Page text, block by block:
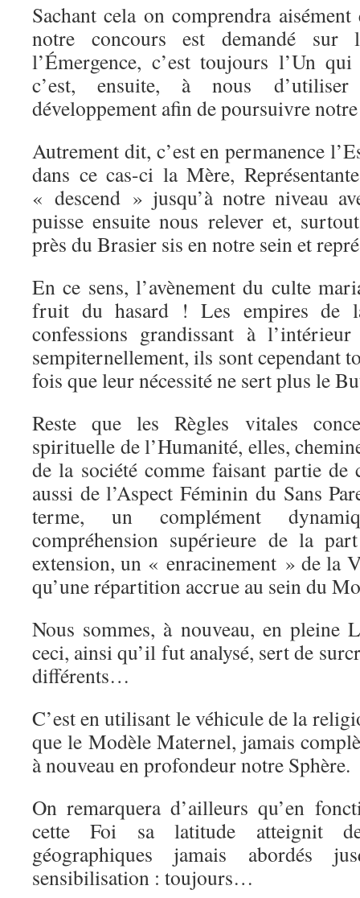
Sachant cela on comprendra
notre concours est demandé sur
l’Émergence, c’est toujours l’Un
c’est, ensuite, à nous
développement afin de poursuivre
Autrement dit, c’est en permanence
dans ce cas-ci la Mère,
« descend » jusqu’à notre niveau
puisse ensuite nous relever et,
près du Brasier sis en notre sein et
En ce sens, l’avènement du culte
fruit du hasard ! Les empires de
confessions grandissant à
sempiternellement, ils sont cependant
fois que leur nécessité ne sert plus le
Reste que les Règles vitales
spirituelle de l’Humanité, elles,
de la société comme faisant partie
aussi de l’Aspect Féminin du Sans
terme, un complément
compréhension supérieure de la
extension, un « enracinement » de la
qu’une répartition accrue au sein du
Nous sommes, à nouveau, en
ceci, ainsi qu’il fut analysé, sert de
différents…
C’est en utilisant le véhicule de la
que le Modèle Maternel, jamais
à nouveau en profondeur notre Sphère.
On remarquera d’ailleurs qu’en
cette Foi sa latitude atteignit
géographiques jamais abordés
sensibilisation : toujours…